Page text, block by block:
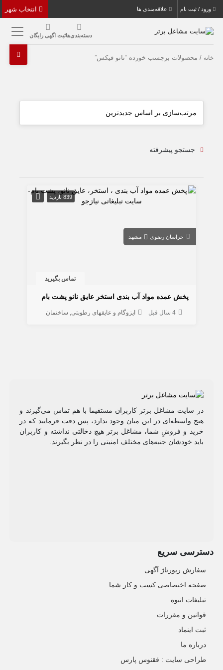
ورود / ثبت نام علاقه‌مندی ها
دسته‌بندی‌هاثبت اگهی رایگان
خانه / محصولات برچسب خورده “نانو فیکس”
جستجو پیشرفته
839 بازدید
خراسان رضوی مشهد
تماس بگیرید
پخش عمده مواد آب بندی استخر عایق نانو پشت بام
4 سال قبل ایزوگام و عایقهای رطوبتی ساختمان
در سایت مشاغل برتر کاربران مستقیما با هم تماس می‌گیرند و
هیچ واسطه‌ای در این میان وجود ندارد، پس دقت فرمایید که در
خرید و فروشِ شما، مشاغل برتر هیچ دخالتی نداشته و کاربران
باید خودشان جنبه‌های مختلف امنیتی را در نظر بگیرند.
دسترسی سریع
سفارش رپورتاژ آگهی
صفحه اختصاصی کسب و کار شما
تبلیغات انبوه
قوانین و مقررات
ثبت اینماد
درباره ما
طراحی سایت : ققنوس پارس